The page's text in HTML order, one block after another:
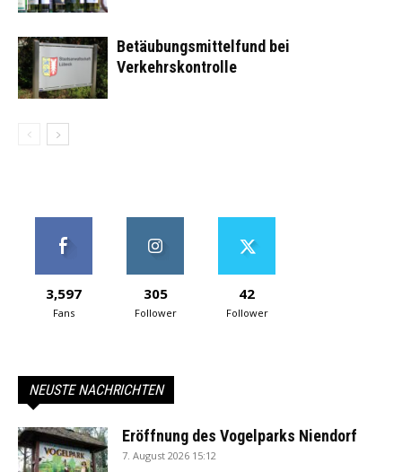
Betäubungsmittelfund bei
Verkehrskontrolle
3,597
Fans
305
Follower
42
Follower
NEUSTE NACHRICHTEN
Eröffnung des Vogelparks Niendorf
7. August 2026 15:12